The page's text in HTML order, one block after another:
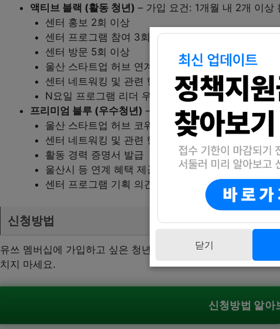
액티브 블랙 (활동 청년) – 가입 요건: 1개월 내 2개 이상
센터 홍보 2회 이상
센터 프로그램 참여 3회 이상
센터 방문 5회 이상
울산 스타트업 허브 연계 대관 할인 혜택 예정
센터 네트워킹 및 관련 행사 초청
N요일 프로그램 리더 우선 참여 기회
프리미엄 블루 (우수청년) – 가입 요건: 3개월 활동 평가
울산 스타트업 허브 코워킹존 이용 멤버십 권한 제공
센터 네트워킹 및 관련 행사 패널 참석 고려
활동 경력 증명서 발급
울산시 등 연계 혜택 제공 예정
센터 프로그램 기획 의견 반영
신청방법
유쓰 멤버십에 가입하고 싶은 청년들은 아래 링크를 통해 신
치지 마세요.
신청방법 알아
닫기